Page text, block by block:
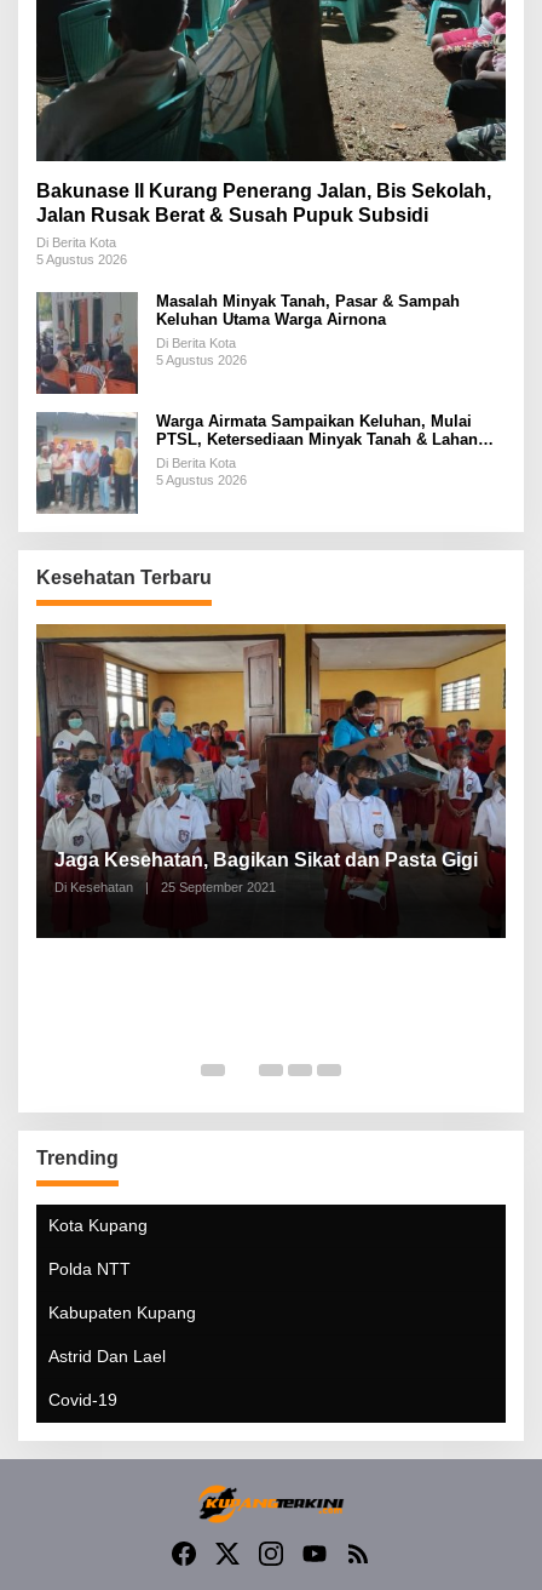
Bakunase II Kurang Penerang Jalan, Bis Sekolah,
Jalan Rusak Berat & Susah Pupuk Subsidi
Di Berita Kota
5 Agustus 2026
Masalah Minyak Tanah, Pasar & Sampah
Keluhan Utama Warga Airnona
Di Berita Kota
5 Agustus 2026
Warga Airmata Sampaikan Keluhan, Mulai
PTSL, Ketersediaan Minyak Tanah & Lahan
Pemakaman
Di Berita Kota
5 Agustus 2026
Kesehatan Terbaru
Jaga Kesehatan, Bagikan Sikat dan Pasta Gigi
Di Kesehatan | 25 September 2021
Trending
Kota Kupang
Polda NTT
Kabupaten Kupang
Astrid Dan Lael
Covid-19